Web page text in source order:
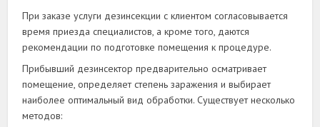
При заказе услуги дезинсекции с клиентом согласовывается
время приезда специалистов, а кроме того, даются
рекомендации по подготовке помещения к процедуре.
Прибывший дезинсектор предварительно осматривает
помещение, определяет степень заражения и выбирает
наиболее оптимальный вид обработки. Существует несколько
методов: